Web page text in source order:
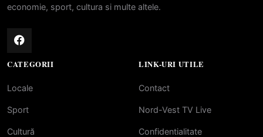
economie, sport, cultura si multe altele.
CATEGORII
Locale
Sport
Cultură
LINK-URI UTILE
Contact
Nord-Vest TV Live
Confidentialitate